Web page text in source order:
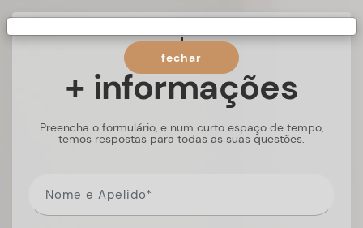
+ informações
Preencha o formulário, e num curto espaço de tempo,
temos respostas para todas as suas questões.
fechar